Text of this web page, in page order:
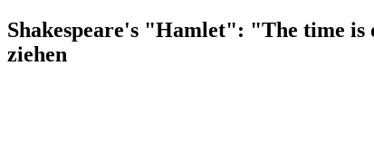
Shakespeare's "Hamlet": "The time
ziehen